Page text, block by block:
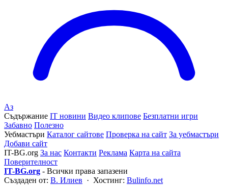
Аз
Съдържание IT новини Видео клипове Безплатни игри
Забавно Полезно
Уебмастъри Каталог сайтове Проверка на сайт За уебмастъри
Добави сайт
IT-BG.org За нас Контакти Реклама Карта на сайта
Поверителност
IT-BG.org - Всички права запазени
Създаден от: В. Илиев · Хостинг: Bulinfo.net